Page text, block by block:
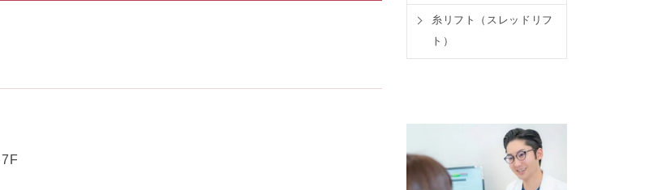
糸リフト（スレッドリフ
ト）